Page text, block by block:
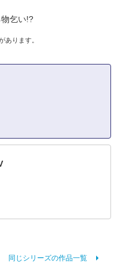
乞い!?
あります。
同じシリーズの作品一覧